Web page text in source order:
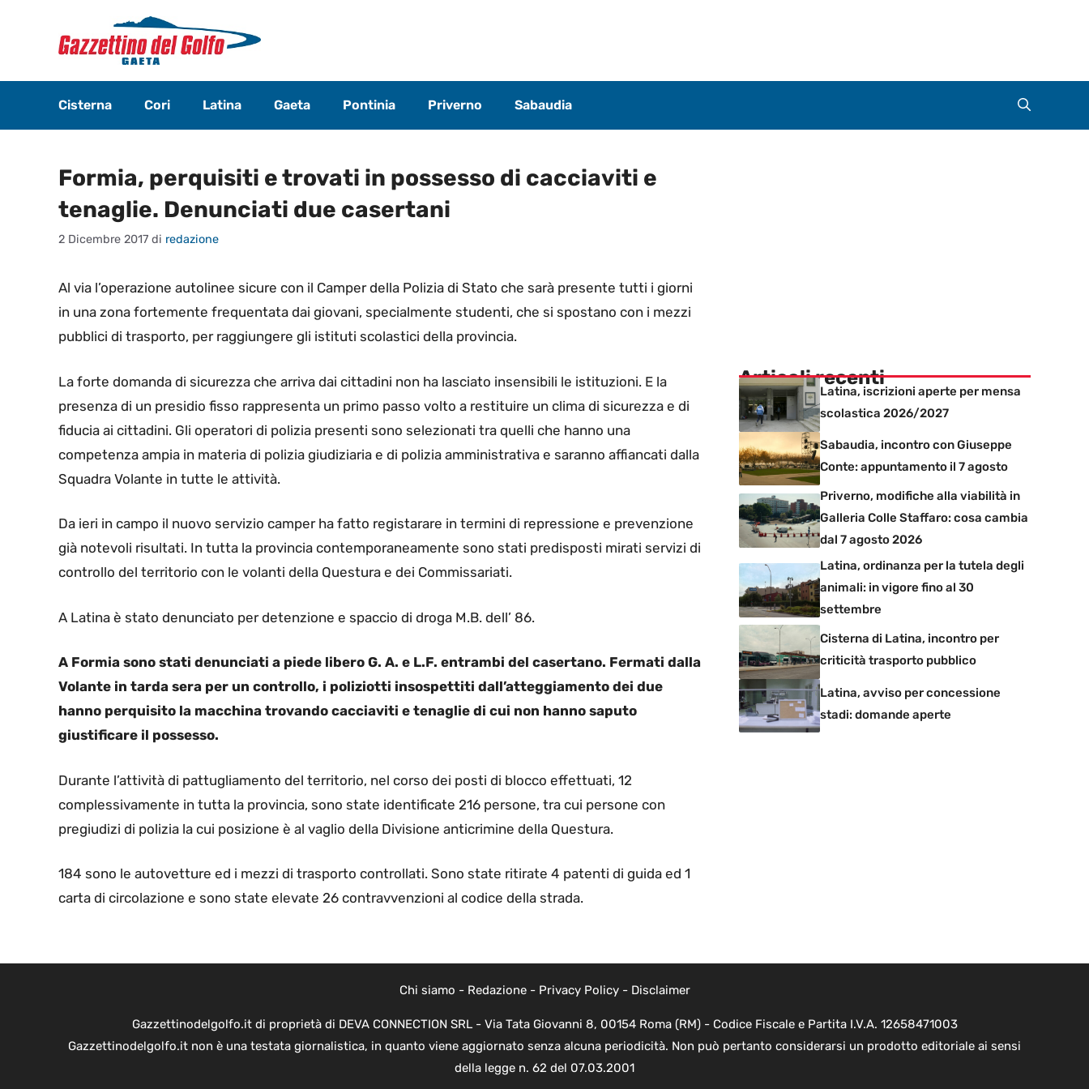
contenuto
Cisterna Cori Latina Gaeta Pontinia Priverno Sabaudia
Formia, perquisiti e trovati in possesso di cacciaviti e
tenaglie. Denunciati due casertani
2 Dicembre 2017 di redazione
Al via l’operazione autolinee sicure con il Camper della Polizia di Stato che sarà presente tutti i giorni
in una zona fortemente frequentata dai giovani, specialmente studenti, che si spostano con i mezzi
pubblici di trasporto, per raggiungere gli istituti scolastici della provincia.
La forte domanda di sicurezza che arriva dai cittadini non ha lasciato insensibili le istituzioni. E la
presenza di un presidio fisso rappresenta un primo passo volto a restituire un clima di sicurezza e di
fiducia ai cittadini. Gli operatori di polizia presenti sono selezionati tra quelli che hanno una
competenza ampia in materia di polizia giudiziaria e di polizia amministrativa e saranno affiancati dalla
Squadra Volante in tutte le attività.
Da ieri in campo il nuovo servizio camper ha fatto registarare in termini di repressione e prevenzione
già notevoli risultati. In tutta la provincia contemporaneamente sono stati predisposti mirati servizi di
controllo del territorio con le volanti della Questura e dei Commissariati.
A Latina è stato denunciato per detenzione e spaccio di droga M.B. dell’ 86.
A Formia sono stati denunciati a piede libero G. A. e L.F. entrambi del casertano. Fermati dalla
Volante in tarda sera per un controllo, i poliziotti insospettiti dall’atteggiamento dei due
hanno perquisito la macchina trovando cacciaviti e tenaglie di cui non hanno saputo
giustificare il possesso.
Durante l’attività di pattugliamento del territorio, nel corso dei posti di blocco effettuati, 12
complessivamente in tutta la provincia, sono state identificate 216 persone, tra cui persone con
pregiudizi di polizia la cui posizione è al vaglio della Divisione anticrimine della Questura.
184 sono le autovetture ed i mezzi di trasporto controllati. Sono state ritirate 4 patenti di guida ed 1
carta di circolazione e sono state elevate 26 contravvenzioni al codice della strada.
Articoli recenti
Latina, iscrizioni aperte per mensa
scolastica 2026/2027
Sabaudia, incontro con Giuseppe
Conte: appuntamento il 7 agosto
Priverno, modifiche alla viabilità in
Galleria Colle Staffaro: cosa cambia
dal 7 agosto 2026
Latina, ordinanza per la tutela degli
animali: in vigore fino al 30
settembre
Cisterna di Latina, incontro per
criticità trasporto pubblico
Latina, avviso per concessione
stadi: domande aperte
Chi siamo - Redazione- Privacy Policy- Disclaimer
Gazzettinodelgolfo.it di proprietà di DEVA CONNECTION SRL - Via Tata Giovanni 8, 00154 Roma (RM) - Codice Fiscale e Partita I.V.A. 12658471003
Gazzettinodelgolfo.it non è una testata giornalistica, in quanto viene aggiornato senza alcuna periodicità. Non può pertanto considerarsi un prodotto editoriale ai sensi
della legge n. 62 del 07.03.2001